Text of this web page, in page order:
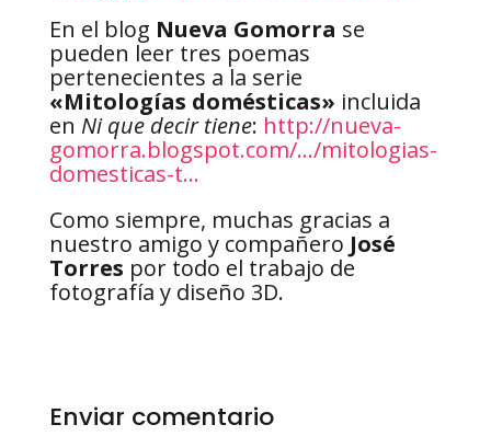
En el blog Nueva Gomorra se
pueden leer tres poemas
pertenecientes a la serie
«Mitologías domésticas» incluida
en Ni que decir tiene: http://nueva-
gomorra.blogspot.com/…/mitologias-
domesticas-t…
Como siempre, muchas gracias a
nuestro amigo y compañero José
Torres por todo el trabajo de
fotografía y diseño 3D.
Enviar comentario